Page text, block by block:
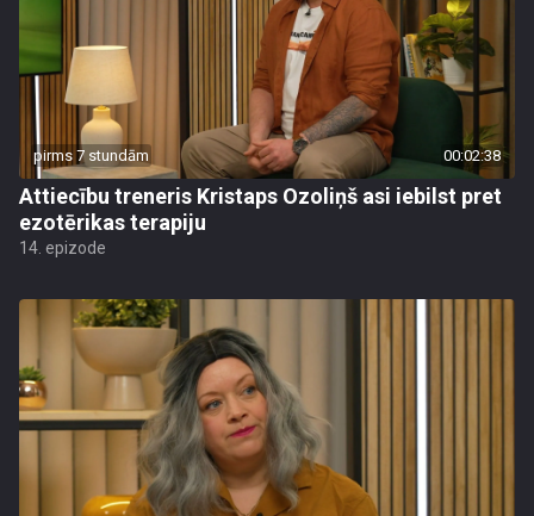
pirms 7 stundām 00:02:38
Attiecību treneris Kristaps Ozoliņš asi iebilst pret
ezotērikas terapiju
14. epizode